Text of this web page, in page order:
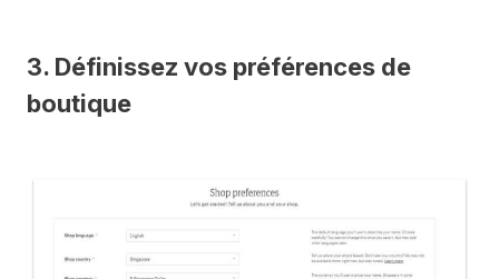
3. Définissez vos préférences de
boutique